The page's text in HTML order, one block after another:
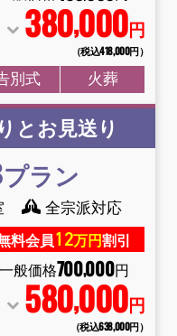
380,000円
（税込418,000円）
別式 火葬
とお見送り
プラン
全宗派対応
料会員12万円割引
一般価格700,000円
580,000円
（税込638,000円）